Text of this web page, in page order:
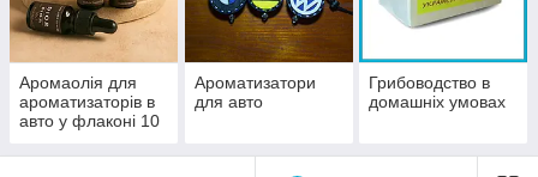
Аромаолія для
ароматизаторів в
авто у флаконі 10
Ароматизатори
для авто
Грибоводство в
домашніх умовах